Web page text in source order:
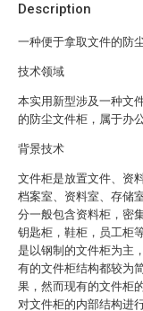
Description
一种便于拿取文件的防
技术领域
本实用新型涉及一种文
的防尘文件柜，属于办
背景技术
文件柜是放置文件、资
档案室、资料室、存储
分一般包含资料柜，密
钥匙柜，鞋柜，员工柜
是以钢制的文件柜为主
有的文件柜结构都较为
果，然而现有的文件柜
对文件柜的内部结构进